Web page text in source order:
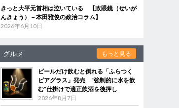
きっと大平元首相は泣いている 【政眼鏡（せいが
んきょう）－本田雅俊の政治コラム】
2026年6月10日
グルメ もっと見る
ビールだけ飲むと倒れる「ふらつく
ビアグラス」発売 “強制的に水を飲
む”仕掛けで適正飲酒を後押し
2026年8月7日